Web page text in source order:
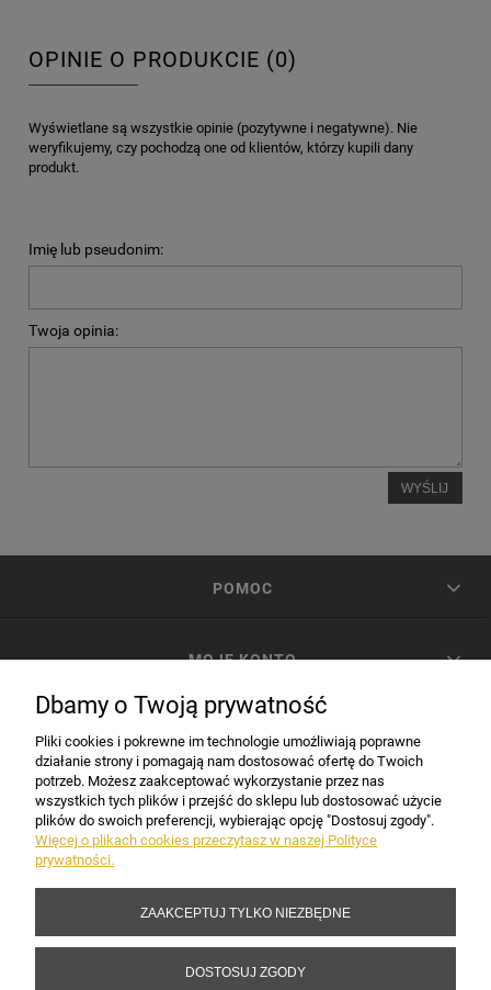
OPINIE O PRODUKCIE (0)
Wyświetlane są wszystkie opinie (pozytywne i negatywne). Nie
weryfikujemy, czy pochodzą one od klientów, którzy kupili dany
produkt.
Imię lub pseudonim:
Twoja opinia:
WYŚLIJ
POMOC
MOJE KONTO
INFORMACJE
Copyright 2017-2026 Sakramento.pl
Dbamy o Twoją prywatność
Pliki cookies i pokrewne im technologie umożliwiają poprawne
działanie strony i pomagają nam dostosować ofertę do Twoich
potrzeb. Możesz zaakceptować wykorzystanie przez nas
wszystkich tych plików i przejść do sklepu lub dostosować użycie
plików do swoich preferencji, wybierając opcję "Dostosuj zgody".
Więcej o plikach cookies przeczytasz w naszej Polityce
prywatności.
ZAAKCEPTUJ TYLKO NIEZBĘDNE
DOSTOSUJ ZGODY